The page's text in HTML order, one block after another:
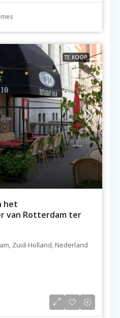
TE KOOP
het
van Rotterdam ter
Zuid-Holland, Nederland